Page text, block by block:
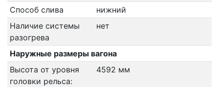
Способ слива
нижний
Наличие системы
разогрева
нет
Наружные размеры вагона
Высота от уровня
головки рельса:
4592 мм